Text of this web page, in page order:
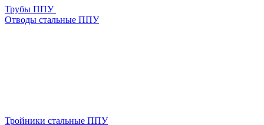
Трубы ППУ
Отводы стальные ППУ
Тройники стальные ППУ